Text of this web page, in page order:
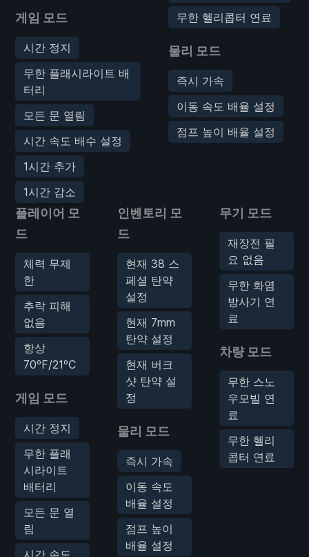
게임 모드
시간 정지
무한 플래시라이트 배
터리
모든 문 열림
시간 속도 배수 설정
1시간 추가
1시간 감소
무한 헬리콥터 연료
물리 모드
즉시 가속
이동 속도 배율 설정
점프 높이 배율 설정
플레이어 모
드
체력 무제
한
추락 피해
없음
항상
70ºF/21ºC
게임 모드
시간 정지
무한 플래
시라이트
배터리
모든 문 열
림
시간 속도
인벤토리 모
드
현재 38 스
페셜 탄약
설정
현재 7mm
탄약 설정
현재 버크
샷 탄약 설
정
물리 모드
즉시 가속
이동 속도
배율 설정
점프 높이
배율 설정
무기 모드
재장전 필
요 없음
무한 화염
방사기 연
료
차량 모드
무한 스노
우모빌 연
료
무한 헬리
콥터 연료